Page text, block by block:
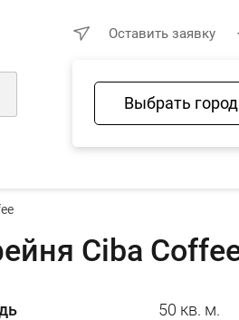
Выбрать
Оставить заявку
Избранное
Ciba
50 кв. м.